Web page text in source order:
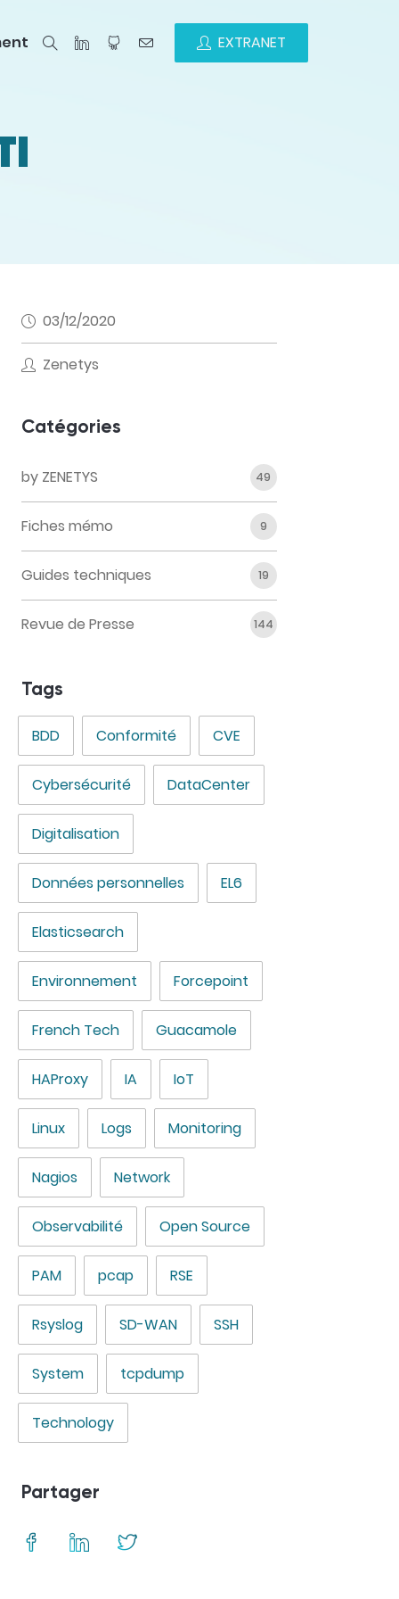
EXTRANET
03/12/2020
Zenetys
Catégories
by ZENETYS 49
Fiches mémo 9
Guides techniques 19
Revue de Presse 144
Tags
BDD Conformité CVE
Cybersécurité DataCenter
Digitalisation
Données personnelles EL6
Elasticsearch
Environnement Forcepoint
French Tech Guacamole
HAProxy IA IoT
Linux Logs Monitoring
Nagios Network
Observabilité Open Source
PAM pcap RSE
Rsyslog SD-WAN SSH
System tcpdump
Technology
Partager